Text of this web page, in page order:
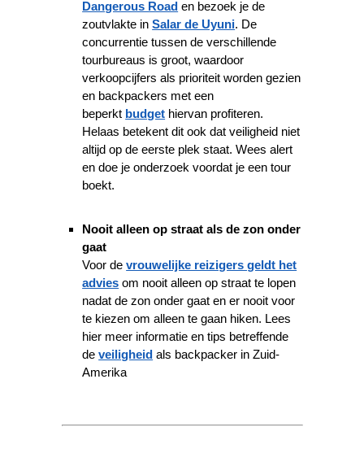
Dangerous Road en bezoek je de
zoutvlakte inSalar de Uyuni. De
concurrentie tussen de verschillende
tourbureaus is groot, waardoor
verkoopcijfers als prioriteit worden gezien
en backpackers met een
beperkt budget hiervan profiteren.
Helaas betekent dit ook dat veiligheid niet
altijd op de eerste plek staat. Wees alert
en doe je onderzoek voordat je een tour
boekt.
Nooit alleen op straat als de zon onder
gaat
Voor devrouwelijke reizigers geldt het
advies om nooit alleen op straat te lopen
nadat de zon onder gaat en er nooit voor
te kiezen om alleen te gaan hiken. Lees
hier meer informatie en tips betreffende
deveiligheid als backpacker in Zuid-
Amerika